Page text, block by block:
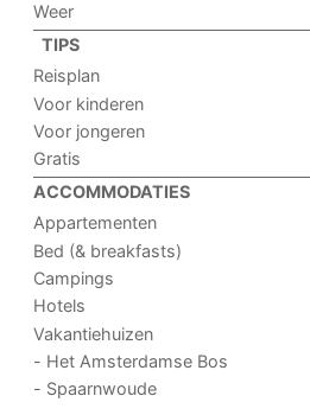
Weer
TIPS
Reisplan
Voor kinderen
Voor jongeren
Gratis
ACCOMMODATIES
Appartementen
Bed (& breakfasts)
Campings
Hotels
Vakantiehuizen
- Het Amsterdamse Bos
- Spaarnwoude